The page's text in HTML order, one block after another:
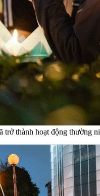
trở thành hoạt động thường